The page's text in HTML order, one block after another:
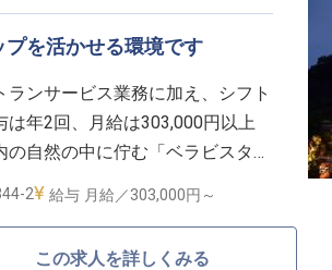
も安心
く働けるフィールドがありま
を活かせる環境です
ンサービス業務に加え、シフト
年2回、月給は303,000円以上
自然の中に佇む「ベラビスタス
完備、ウェディングにも利用さ
2 給与 月給／303,000円～
この求人を詳しくみる